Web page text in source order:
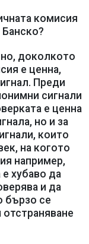
комисия
доколкото
е ценна,
Преди
сигнали
е ценна
но и за
които
на когото
например,
хубаво да
и да
бързо се